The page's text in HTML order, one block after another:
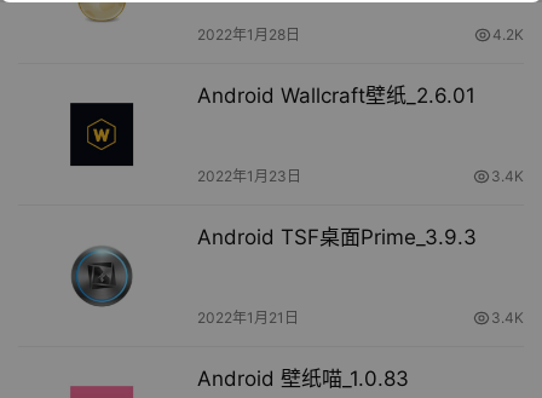
2022年1月28日 4.2K
Android Wallcraft壁纸_2.6.01
2022年1月23日 3.4K
Android TSF桌面Prime_3.9.3
2022年1月21日 3.4K
Android 壁纸喵_1.0.83